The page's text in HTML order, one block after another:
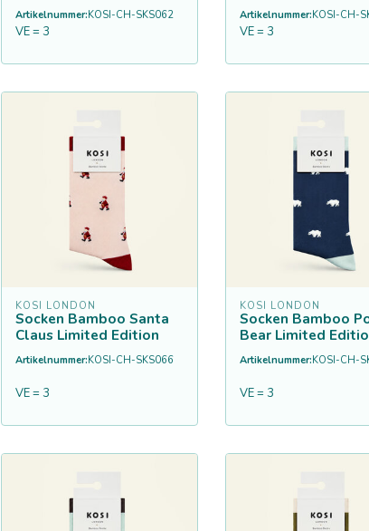
Artikelnummer:KOSI-CH-SKS062
VE = 3
Artikelnummer:KOSI-CH-
VE = 3
KOSI LONDON
Socken Bamboo Santa
Claus Limited Edition
Artikelnummer:KOSI-CH-SKS066
VE = 3
KOSI LONDON
Socken Bamboo
Bear Limited
Artikelnummer:KOSI-CH-
VE = 3